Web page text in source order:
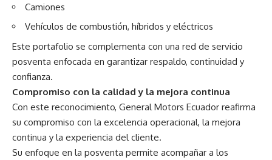
Camiones
Vehículos de combustión, híbridos y eléctricos
Este portafolio se complementa con una red de servicio
posventa enfocada en garantizar respaldo, continuidad y
confianza.
Compromiso con la calidad y la mejora continua
Con este reconocimiento, General Motors Ecuador reafirma
su compromiso con la excelencia operacional, la mejora
continua y la experiencia del cliente.
Su enfoque en la posventa permite acompañar a los